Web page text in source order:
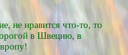
не нравится что-то, то
в Швецию, в